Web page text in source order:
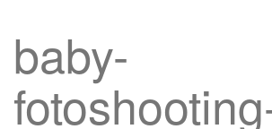
baby-